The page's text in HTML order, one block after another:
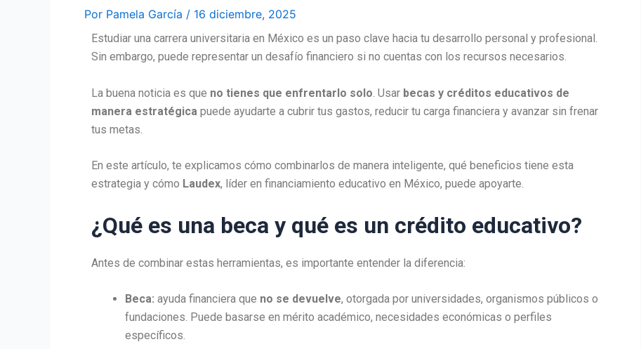
Por Pamela García / 16 diciembre, 2025
Estudiar una carrera universitaria en México es un paso clave hacia tu desarrollo personal y profesional.
Sin embargo, puede representar un desafío financiero si no cuentas con los recursos necesarios.
La buena noticia es que no tienes que enfrentarlo solo . Usar becas y créditos educativos de
manera estratégica puede ayudarte a cubrir tus gastos, reducir tu carga financiera y avanzar sin frenar
tus metas.
En este artículo, te explicamos cómo combinarlos de manera inteligente, qué beneficios tiene esta
estrategia y cómo Laudex, líder en financiamiento educativo en México, puede apoyarte.
¿Qué es una beca y qué es un crédito educativo?
Antes de combinar estas herramientas, es importante entender la diferencia:
Beca: ayuda financiera que no se devuelve, otorgada por universidades, organismos públicos o
fundaciones. Puede basarse en mérito académico, necesidades económicas o perfiles
específicos.